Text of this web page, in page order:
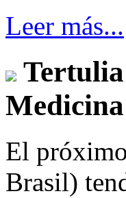
Leer más...
El
Brasil)